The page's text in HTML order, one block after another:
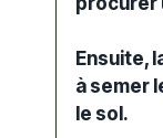
Ensuite,
à semer
le sol.